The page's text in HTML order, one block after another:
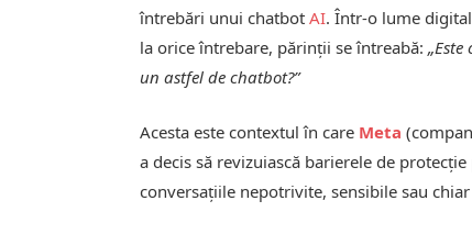
întrebări unui chatbotAI. Într-o lume
la orice întrebare, părinții se întreabă:
un astfel de chatbot?”
Acesta este contextul în care Meta
a decis să revizuiască barierele de
conversațiile nepotrivite, sensibile sau